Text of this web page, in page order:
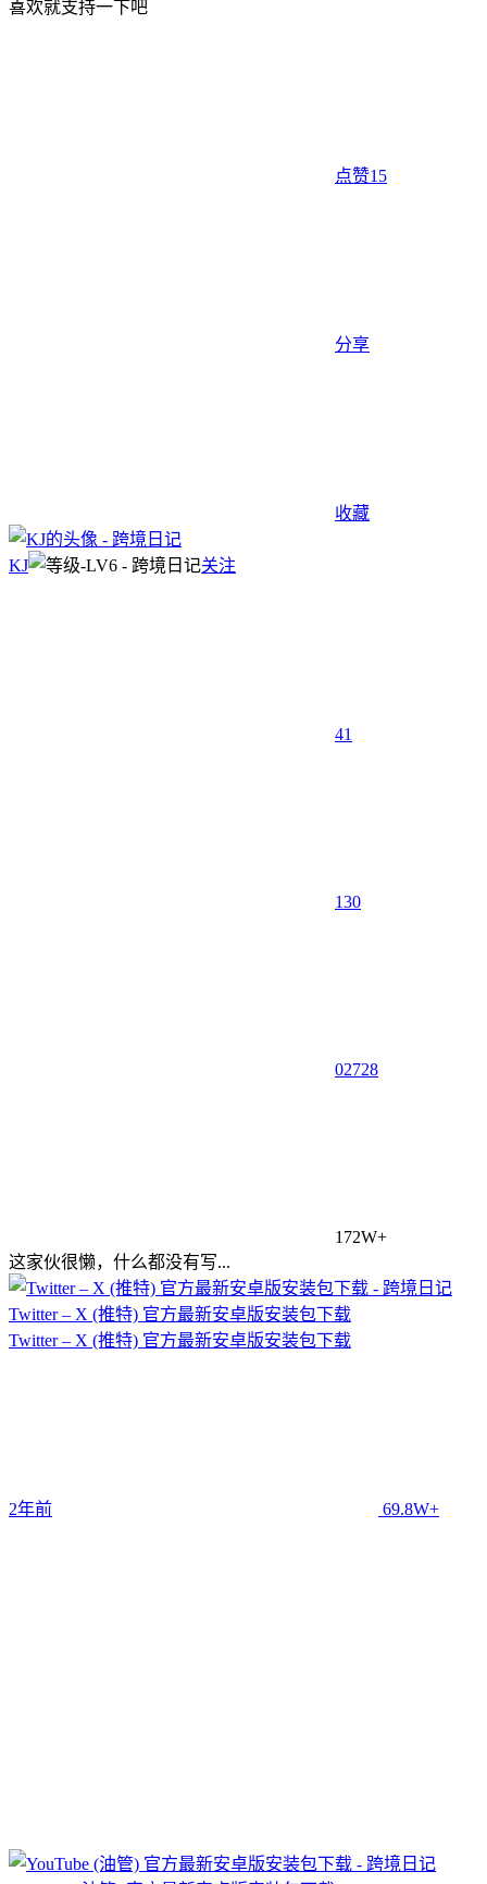
喜欢就支持一下吧
点赞15
分享
收藏
KJ 关注
41
130
02728
172W+
这家伙很懒，什么都没有写...
Twitter – X (推特) 官方最新安卓版安装包下载
Twitter – X (推特) 官方最新安卓版安装包下载
2年前 69.8W+